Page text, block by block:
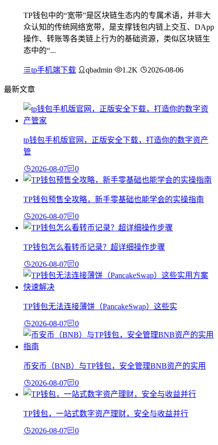
TP钱包中的“宽带”是区块链生态内的专属术语，并非大
众认知的传统网络宽带，是支撑钱包内链上交互、DApp
操作、转账等各类链上行为的基础资源，类似区块链生
态中的“...
tp手机端下载 qbadmin 1.2K 2026-08-06
最新文章
tp钱包手机版官网，正版安全下载，打造你的数字资产
管
2026-08-07 0
TP钱包预售全攻略，新手零基础也能学会的实操指南
2026-08-07 0
TP钱包怎么看转币记录？超详细操作步骤
2026-08-07 0
TP钱包无法连接薄饼（PancakeSwap）这些实
2026-08-07 0
币安币（BNB）与TP钱包，安全管理BNB资产的实用
2026-08-07 0
TP钱包，一站式数字资产理财，安全与收益并行
2026-08-07 0